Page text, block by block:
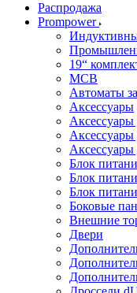
Распродажа
Prompower
19“
MCB
Автоматы
Аксессуары
Аксессуары
Аксессуары
Блок
Блок
Блок
Боковые
Внешние
Двери